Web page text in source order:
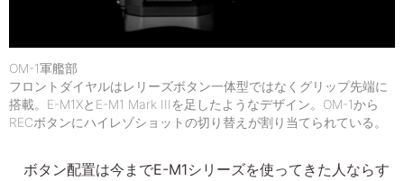
OM-1軍艦部
フロントダイヤルはレリーズボタン一体型ではなくグリップ先端に
搭載。E-M1XとE-M1 Mark IIIを足したようなデザイン。OM-1から
RECボタンにハイレゾショットの切り替えが割り当てられている。
ボタン配置は今までE-M1シリーズを使ってきた人ならす